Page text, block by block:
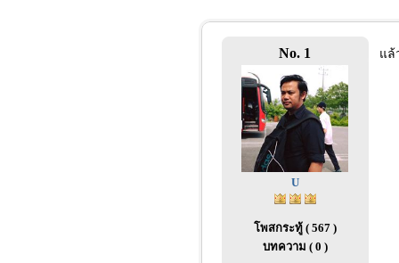
No. 1
U
โพสกระทู้ ( 567 )
บทความ ( 0 )
แล้